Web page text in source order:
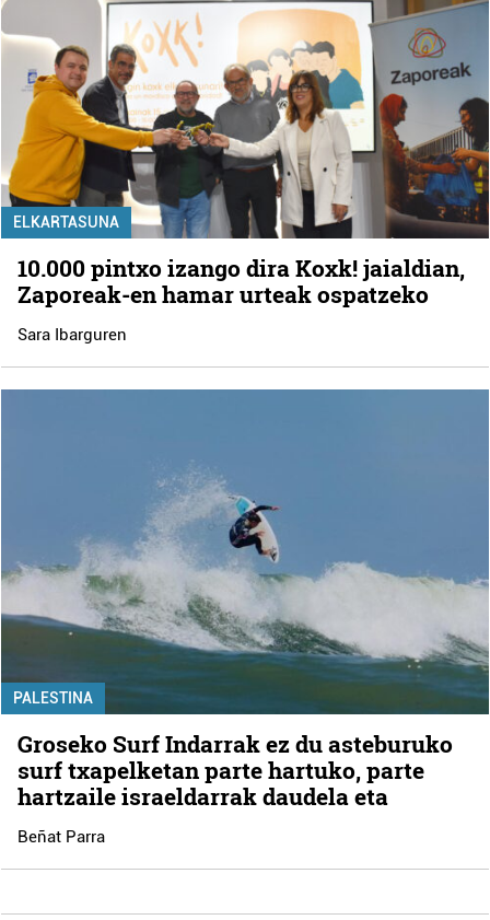
ELKARTASUNA
10.000 pintxo izango dira Koxk! jaialdian,
Zaporeak-en hamar urteak ospatzeko
Sara Ibarguren
PALESTINA
Groseko Surf Indarrak ez du asteburuko
surf txapelketan parte hartuko, parte
hartzaile israeldarrak daudela eta
Beñat Parra